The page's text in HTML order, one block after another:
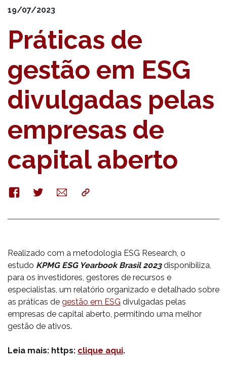
19/07/2023
Práticas de
gestão em ESG
divulgadas pelas
empresas de
capital aberto
FacebookTwitterE-
mail
Copy
Realizado com a metodologia ESG Research, o
estudo KPMG ESG Yearbook Brasil 2023disponibiliza,
para os investidores, gestores de recursos e
especialistas, um relatório organizado e detalhado sobre
as práticas de gestão em ESG divulgadas pelas
empresas de capital aberto, permitindo uma melhor
gestão de ativos.
Leia mais: https: clique aqui.